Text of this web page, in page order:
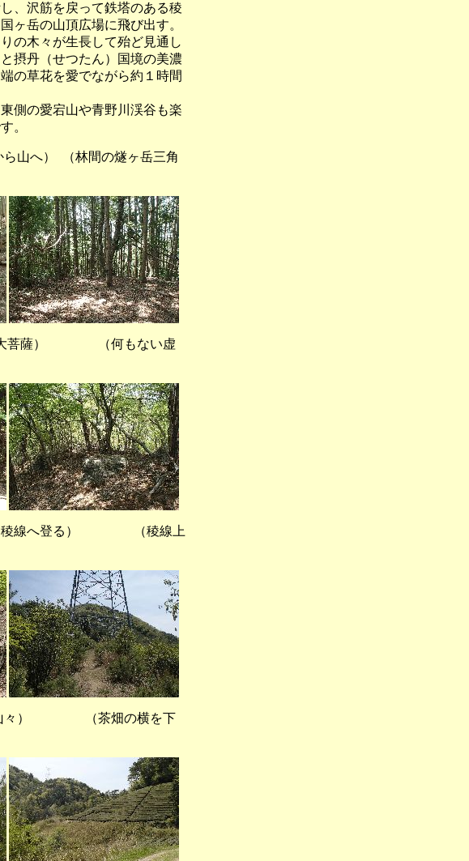
、沢筋を戻って鉄塔のある稜
ヶ岳の山頂広場に飛び出す。
の木々が生長して殆ど見通し
摂丹（せつたん）国境の美濃
の草花を愛でながら約１時間
側の愛宕山や青野川渓谷も楽
。
山へ） （林間の燧ヶ岳三角
菩薩） （何もない虚
登る） （稜線上
の山々） （茶畑の横を下